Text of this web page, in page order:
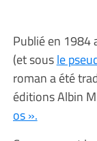
Publié en 1984
(et sousle
roman a été
éditions Albin
os ».